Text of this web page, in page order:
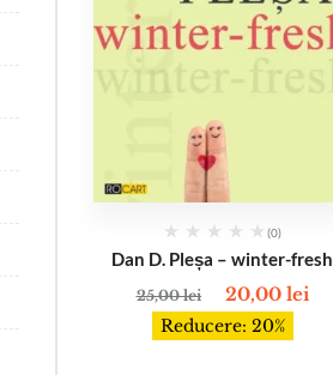
(0)
Dan D. Pleșa – winter-fresh
25,00lei 20,00 lei
Reducere: 20%